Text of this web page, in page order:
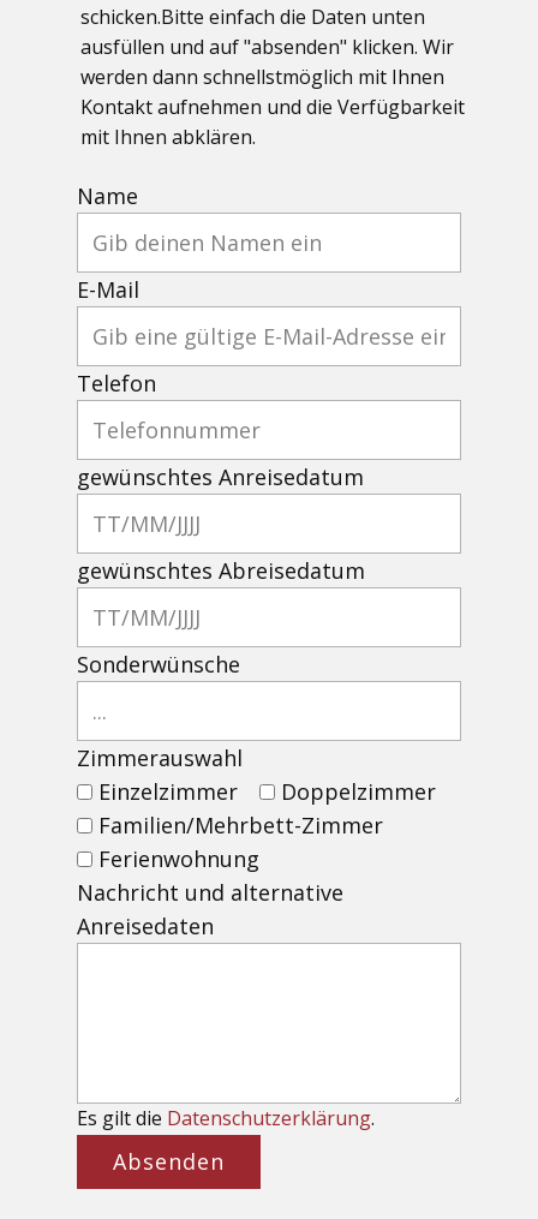
schicken.Bitte einfach die Daten unten
ausfüllen und auf "absenden" klicken. Wir
werden dann schnellstmöglich mit Ihnen
Kontakt aufnehmen und die Verfügbarkeit
mit Ihnen abklären.
Name
E-Mail
Telefon
gewünschtes Anreisedatum
gewünschtes Abreisedatum
Sonderwünsche
Zimmerauswahl
Einzelzimmer
Doppelzimmer
Familien/Mehrbett-Zimmer
Ferienwohnung
Nachricht und alternative
Anreisedaten
Es gilt die Datenschutzerklärung.
Absenden